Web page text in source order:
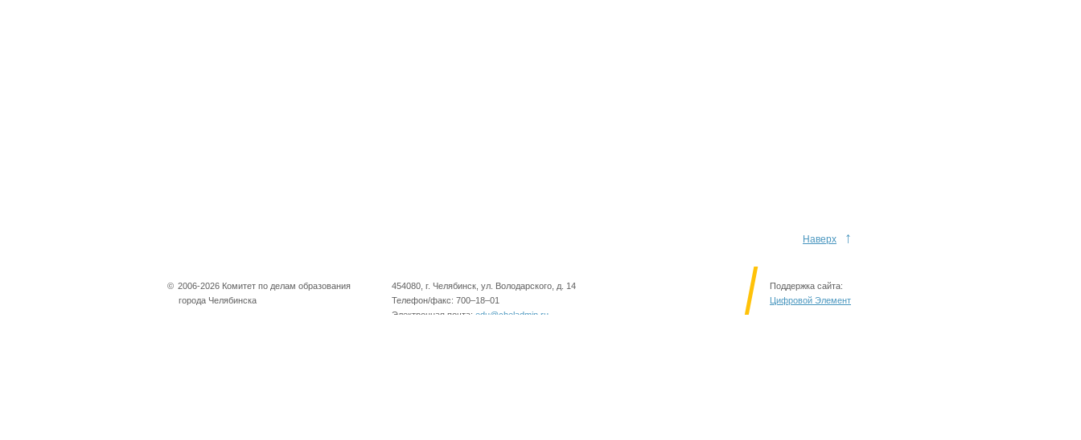
Наверх ↑
© 2006-2026 Комитет по делам образования
города Челябинска
454080, г. Челябинск, ул. Володарского, д. 14
Телефон/факс: 700–18–01
Электронная почта: edu@cheladmin.ru
Поддержка сайта:
Цифровой Элемент